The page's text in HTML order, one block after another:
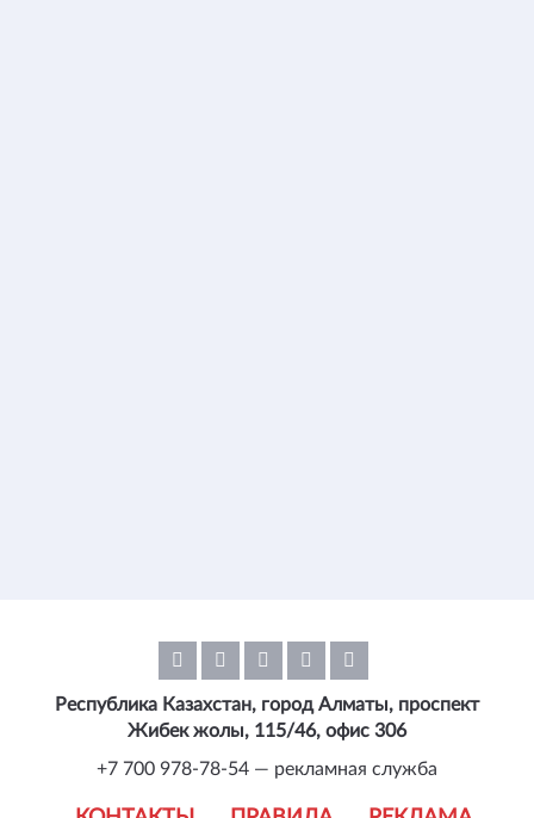
Республика Казахстан, город Алматы, проспект
Жибек жолы, 115/46, офис 306
+7 700 978-78-54 — рекламная служба